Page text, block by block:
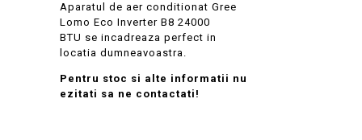
Aparatul de aer conditionat Gree
Lomo Eco Inverter B8 24000
BTU se incadreaza perfect in
locatia dumneavoastra.
Pentru stoc si alte informatii nu
ezitati sa ne contactati!